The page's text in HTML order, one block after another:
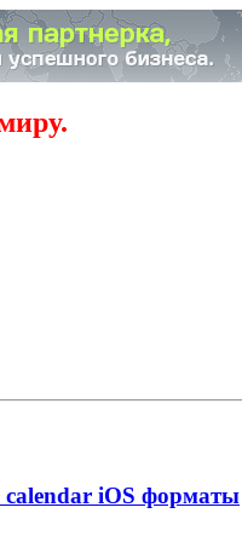
calendar iOS форматы